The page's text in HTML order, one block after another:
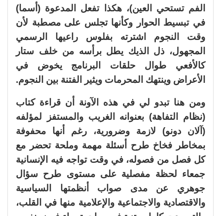
الفم تستحي العين)، هكذا تفعل المدعوة (أسما)
في تبسيط الحوار وكأنها تجلس على مصطبة لأن
وقت النجوم اشترته بفلوس راعيها الرسمي
المجهول، ذل الذيك يطل برأسه من خلف ستار
كالأفعي طوال حلقات البرنامج يخوض في
الأعراض وينتهك المحرمات ويثير الفتنة بين النجوم.
ومن هنا تبدو لي في هذه الآونة أن قراءة كتاب
(نظام التفاهة) بعنوانه الغريب والمستفز لمؤلفه
(آلان دونو) لازمة وضرورية، رغم أنها محفوفة
بمخاطر فخاخ طرح أسئلة مهمة وملحة تحضر مع
كل فصل من فصوله، في وقت تواجه فيه الإنسانية
جمعاء لحظة مفصلية على مستوى طرح سؤال
جوهري عن مدى صواب أنظمتها السياسية
والاقتصادية والاجتماعية والإعلامية منها في القلب،